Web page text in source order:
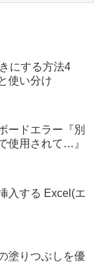
にする方法4
使い分け
ードエラー『別
使用されて…』
入する Excel(エ
塗りつぶしを優